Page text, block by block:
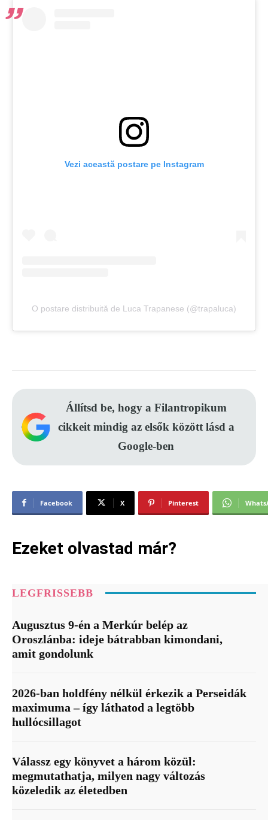
Vezi această postare pe Instagram
O postare distribuită de Luca Trapanese (@trapaluca)
Állítsd be, hogy a Filantropikum
cikkeit mindig az elsők között lásd a
Google-ben
Facebook X Pinterest
Ezeket olvastad már?
LEGFRISSEBB
Augusztus 9-én a Merkúr belép az
Oroszlánba: ideje bátrabban kimondani,
amit gondolunk
2026-ban holdfény nélkül érkezik a Perseidák
maximuma – így láthatod a legtöbb
hullócsillagot
Válassz egy könyvet a három közül:
megmutathatja, milyen nagy változás
közeledik az életedben